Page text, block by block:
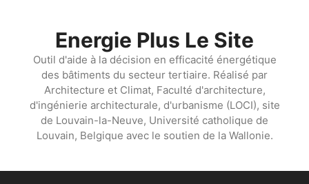
Energie Plus Le Site
Outil d'aide à la décision en efficacité énergétique
des bâtiments du secteur tertiaire. Réalisé par
Architecture et Climat, Faculté d'architecture,
d'ingénierie architecturale, d'urbanisme (LOCI), site
de Louvain-la-Neuve, Université catholique de
Louvain, Belgique avec le soutien de la Wallonie.